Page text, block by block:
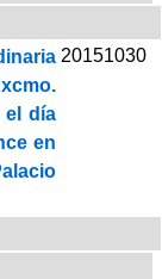
el día
en
20151030